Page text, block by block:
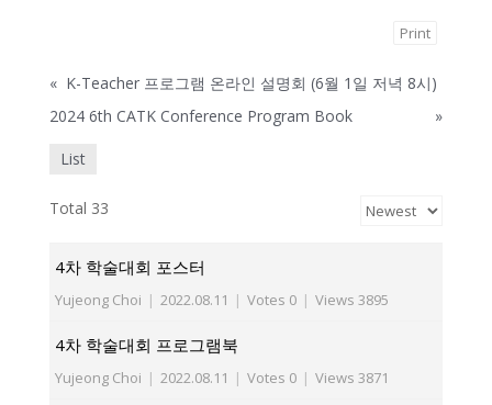
Print
« K-Teacher 프로그램 온라인 설명회 (6월 1일 저녁 8시)
2024 6th CATK Conference Program Book
»
List
Total 33
4차 학술대회 포스터
Yujeong Choi | 2022.08.11 | Votes 0 | Views 3895
4차 학술대회 프로그램북
Yujeong Choi | 2022.08.11 | Votes 0 | Views 3871